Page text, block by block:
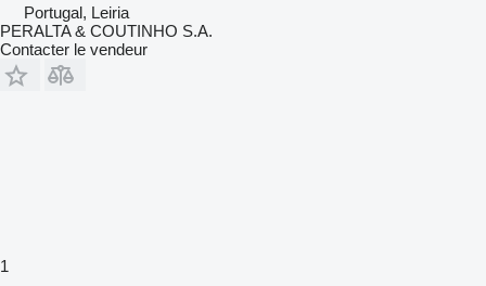
Portugal, Leiria
PERALTA & COUTINHO S.A.
Contacter le vendeur
1